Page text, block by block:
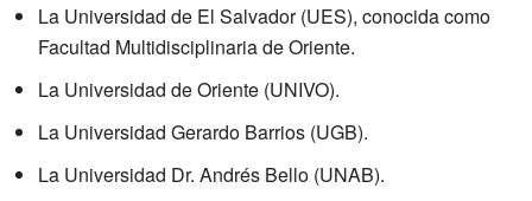
La Universidad de El Salvador (UES), conocida como
Facultad Multidisciplinaria de Oriente.
La Universidad de Oriente (UNIVO).
La Universidad Gerardo Barrios (UGB).
La Universidad Dr. Andrés Bello (UNAB).